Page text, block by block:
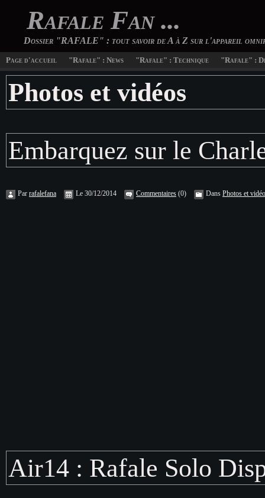
Rafale Fan ...
Dossier "RAFALE" : tout savoir de A à Z sur l'appareil
Page d'accueil "Rafale" : News "Rafale" : Technique "Rafale" :
Photos et vidéos
Embarquez sur le
Par rafalefana Le 30/12/2014 Commentaires (0) Dans Photos et
Air14 : Rafale Solo